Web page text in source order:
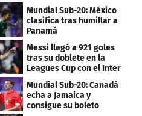
Mundial Sub-20: México
clasifica tras humillar a
Panamá
Messi llegó a 921 goles
tras su doblete en la
Leagues Cup con el Inter
Miami
Mundial Sub-20: Canadá
echa a Jamaica y
consigue su boleto